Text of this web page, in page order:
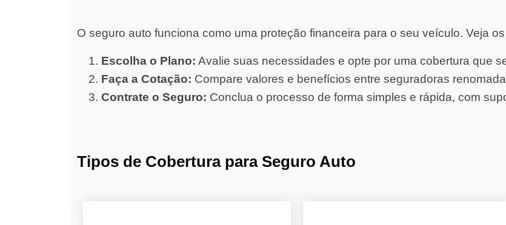
O seguro auto funciona como uma proteção financeira para o seu veículo. Veja
Escolha o Plano: Avalie suas necessidades e opte por uma cobertura que
Faça a Cotação: Compare valores e benefícios entre seguradoras
Contrate o Seguro: Conclua o processo de forma simples e rápida, com
Tipos de Cobertura para Seguro Auto